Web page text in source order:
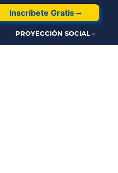
Inscríbete Gratis
PROYECCIÓN SOCIAL